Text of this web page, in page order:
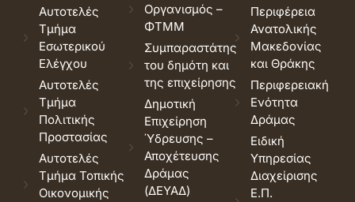
Αυτοτελές
Τμήμα
Εσωτερικού
Ελέγχου
Αυτοτελές
Τμήμα
Πολιτικής
Προστασίας
Αυτοτελές
Τμήμα Τοπικής
Οικονομικής
Οργανισμός –
ΦΤΜΜ
Συμπαραστάτης
του δημότη και
της επιχείρησης
Δημοτική
Επιχείρηση
Ύδρευσης –
Αποχέτευσης
Δράμας
(ΔΕΥΑΔ)
Περιφέρεια
Ανατολικής
Μακεδονίας
και Θράκης
Περιφερειακή
Ενότητα
Δράμας
Ειδική
Υπηρεσίας
Διαχείρισης
Ε.Π.